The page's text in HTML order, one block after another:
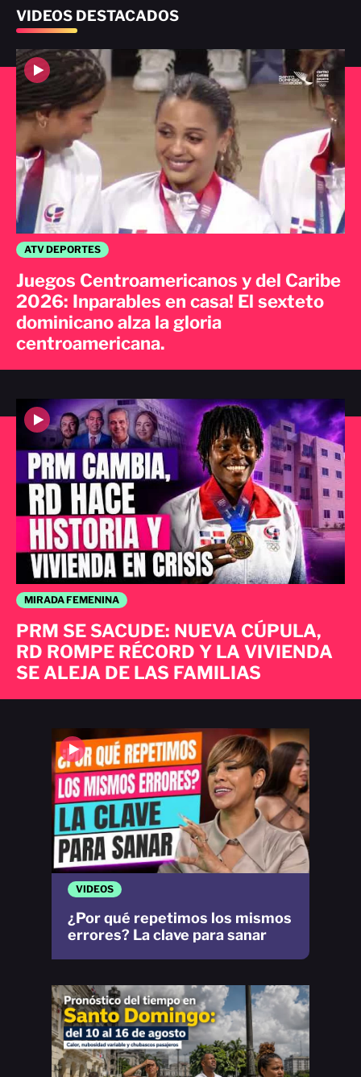
VIDEOS DESTACADOS
MIRADA FEMENINA
PRM SE SACUDE: NUEVA CÚPULA,
RD ROMPE RÉCORD Y LA VIVIENDA
SE ALEJA DE LAS FAMILIAS
ATV DEPORTES
Juegos Centroamericanos y del Caribe
2026: Inparables en casa! El sexteto
dominicano alza la gloria
centroamericana.
VIDEOS
¿Por qué repetimos los mismos
errores? La clave para sanar